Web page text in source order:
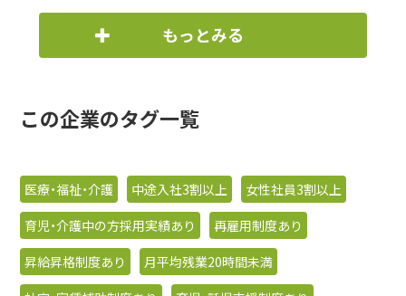
もっとみる
この企業のタグ一覧
医療・福祉・介護 中途入社3割以上
女性社員3割以上
育児・介護中の方採用実績あり
再雇用制度あり
昇給昇格制度あり
月平均残業20時間未満